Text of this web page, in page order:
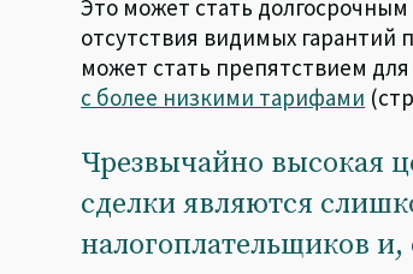
Это может стать
отсутствия видимых гарантий
может стать препятствием
с более низкими тарифами
Чрезвычайно высокая
сделки являются
налогоплательщиков